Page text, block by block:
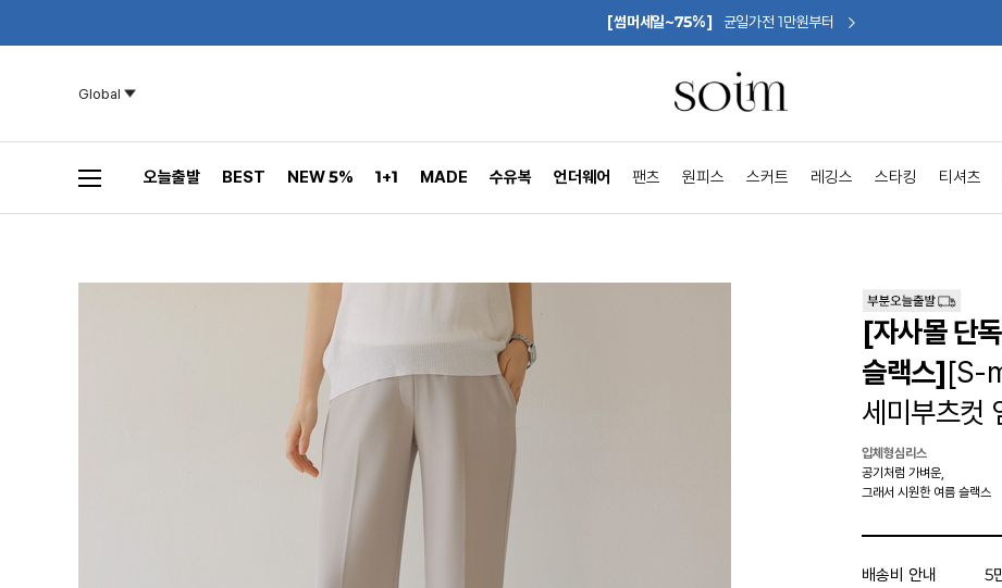
[썸머세일~75%] 균일가전 1만원부터
Global
오늘출발 BEST NEW 5% 1+1 MADE 수유복 언더웨어 팬츠 원피스 스커트 레깅스 스타킹 티셔츠
[자사몰 단
슬랙스][S-
세미부츠컷
입체형심리스
공기처럼 가벼운,
그래서 시원한 여름 슬랙스
배송비 안내 5